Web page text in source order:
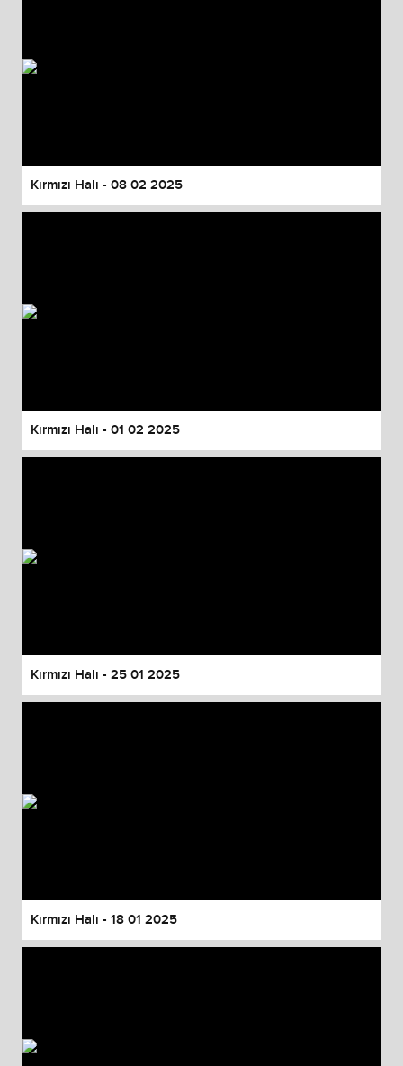
Kırmızı Halı - 08 02 2025
Kırmızı Halı - 01 02 2025
Kırmızı Halı - 25 01 2025
Kırmızı Halı - 18 01 2025